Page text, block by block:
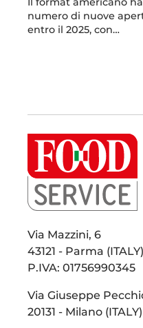
numero di nuove
entro il 2025, con…
Via Mazzini, 6
43121 - Parma (ITALY)
P.IVA: 01756990345
Via Giuseppe
20131 - Milano (ITALY)